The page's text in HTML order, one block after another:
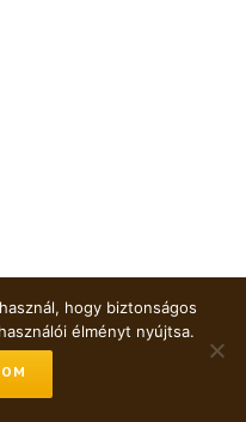
hogy biztonságos
élményt nyújtsa.